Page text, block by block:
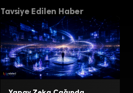
Tavsiye Edilen Haber